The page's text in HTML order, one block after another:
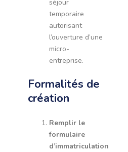
séjour
temporaire
autorisant
l’ouverture d’une
micro-
entreprise.
Formalités de
création
Remplir le
formulaire
d’immatriculation